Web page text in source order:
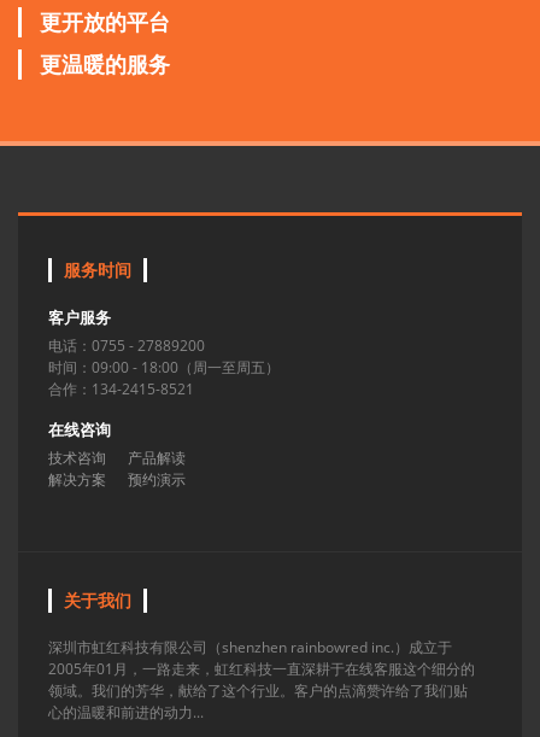
更开放的平台
更温暖的服务
服务时间
客户服务
电话：0755 - 27889200
时间：09:00 - 18:00（周一至周五）
合作：134-2415-8521
在线咨询
技术咨询
产品解读
解决方案
预约演示
关于我们
深圳市虹红科技有限公司（shenzhen rainbowred inc.）成立于
2005年01月，一路走来，虹红科技一直深耕于在线客服这个细分的
领域。我们的芳华，献给了这个行业。客户的点滴赞许给了我们贴
心的温暖和前进的动力...